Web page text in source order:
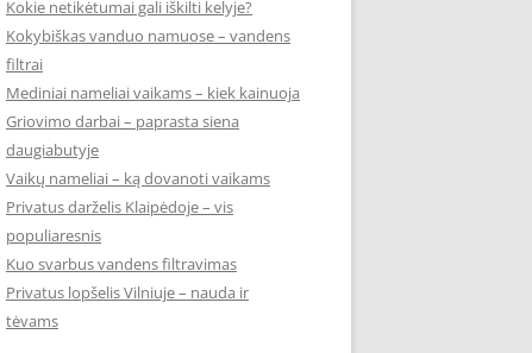
Kokie netikėtumai gali iškilti kelyje?
Kokybiškas vanduo namuose – vandens
filtrai
Mediniai nameliai vaikams – kiek kainuoja
Griovimo darbai – paprasta siena
daugiabutyje
Vaikų nameliai – ką dovanoti vaikams
Privatus darželis Klaipėdoje – vis
populiaresnis
Kuo svarbus vandens filtravimas
Privatus lopšelis Vilniuje – nauda ir
tėvams